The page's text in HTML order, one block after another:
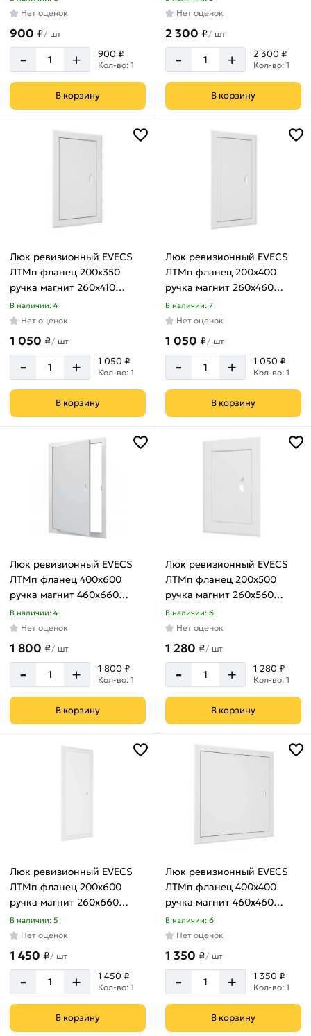
Высота
1060
мм
360
410
мм
460
мм
560
100х200
мм
100х300
мм
150х150
мм
150х200
150х250
мм
200х300
200х350
мм
200х400
мм
200х500
ЛТ2030Мп
Нет оценок
900 ₽/ шт
- + 900 ₽
Кол-во: 1
В корзину
ЛТ4070Мп
Нет оценок
2 300 ₽/ шт
- + 2 300 ₽
Кол-во: 1
В корзину
Люк ревизионный EVECS
ЛТМп фланец 200x350
ручка магнит 260x410
окрашенная сталь
ЛТ2035Мп
В наличии: 4
Нет оценок
1 050 ₽/ шт
- + 1 050 ₽
Кол-во: 1
В корзину
Люк ревизионный EVECS
ЛТМп фланец 200x400
ручка магнит 260x460
окрашенная сталь
ЛТ2040Мп
В наличии: 7
Нет оценок
1 050 ₽/ шт
- + 1 050 ₽
Кол-во: 1
В корзину
Люк ревизионный EVECS
ЛТМп фланец 400x600
ручка магнит 460x660
окрашенная сталь
ЛТ4060Мп
В наличии: 4
Нет оценок
1 800 ₽/ шт
- + 1 800 ₽
Кол-во: 1
В корзину
Люк ревизионный EVECS
ЛТМп фланец 200x500
ручка магнит 260x560
окрашенная сталь
ЛТ2050Мп
В наличии: 6
Нет оценок
1 280 ₽/ шт
- + 1 280 ₽
Кол-во: 1
В корзину
Люк ревизионный EVECS
ЛТМп фланец 200x600
ручка магнит 260x660
окрашенная сталь
ЛТ2060Мп
В наличии: 5
Нет оценок
1 450 ₽/ шт
- + 1 450 ₽
Кол-во: 1
В корзину
Люк ревизионный EVECS
ЛТМп фланец 400x400
ручка магнит 460x460
окрашенная сталь
ЛТ4040Мп
В наличии: 6
Нет оценок
1 350 ₽/ шт
- + 1 350 ₽
Кол-во: 1
В корзину